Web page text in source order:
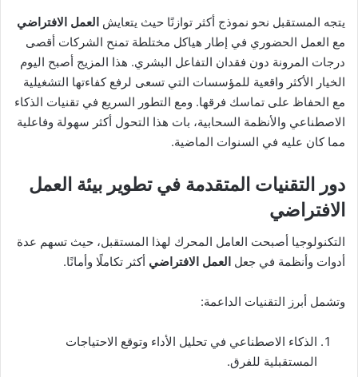
يتجه المستقبل نحو نموذج أكثر توازنًا حيث يتعايش العمل الافتراضي
مع العمل الحضوري في إطار هياكل مختلطة تمنح الشركات أقصى
درجات المرونة دون فقدان التفاعل البشري. هذا المزيج أصبح اليوم
الخيار الأكثر واقعية للمؤسسات التي تسعى لرفع كفاءتها التشغيلية
مع الحفاظ على تماسك فرقها. ومع التطور السريع في تقنيات الذكاء
الاصطناعي والأنظمة السحابية، بات هذا التحول أكثر سهولة وفاعلية
مما كان عليه في السنوات الماضية.
دور التقنيات المتقدمة في تطوير بيئة العمل
الافتراضي
التكنولوجيا أصبحت العامل المحرك لهذا المستقبل، حيث تسهم عدة
أدوات وأنظمة في جعل العمل الافتراضي أكثر تكاملًا وأمانًا.
وتشمل أبرز التقنيات الداعمة:
الذكاء الاصطناعي في تحليل الأداء وتوقع الاحتياجات
المستقبلية للفرق.